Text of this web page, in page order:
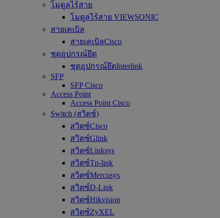
โมดูลไร้สาย
โมดูลไร้สาย VIEWSONIC
สายเคเบิล
สายเคเบิลCisco
ชุดอุปกรณ์ยึด
ชุดอุปกรณ์ยึดInterlink
SFP
SFP Cisco
Access Point
Access Point Cisco
Switch (สวิตช์)
สวิตช์Cisco
สวิตช์Glink
สวิตซ์Linksys
สวิตซ์Tp-link
สวิตซ์Mercusys
สวิตซ์D-Link
สวิตซ์Hikvision
สวิตซ์ZyXEL